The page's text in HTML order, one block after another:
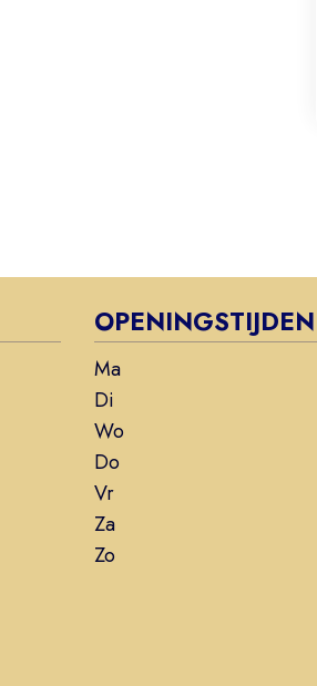
OPENINGSTIJDEN
Ma
Di
Wo
Do
Vr
Za
Zo